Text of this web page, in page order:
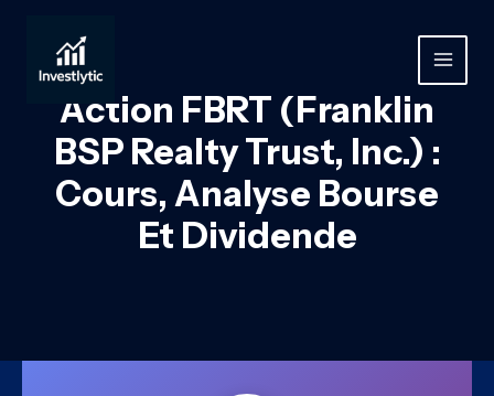
contenu
MAIN
Action FBRT (Franklin
BSP Realty Trust, Inc.) :
Cours, Analyse Bourse
Et Dividende